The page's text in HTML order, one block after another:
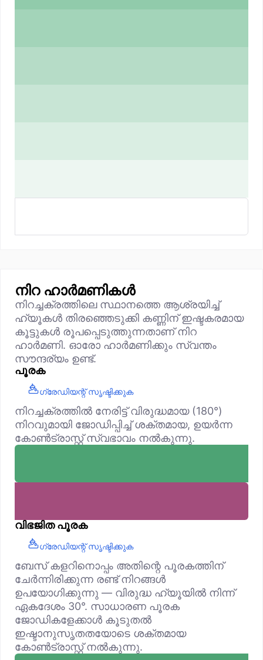
നിറ ഹാർമണികൾ
നിറച്ചക്രത്തിലെ സ്ഥാനത്തെ ആശ്രയിച്ച്
ഹ്യൂകൾ തിരഞ്ഞെടുക്കി കണ്ണിന് ഇഷ്ടകരമായ
കൂട്ടുകൾ രൂപപ്പെടുത്തുന്നതാണ് നിറ
ഹാർമണി. ഓരോ ഹാർമണിക്കും സ്വന്തം
സൗന്ദര്യം ഉണ്ട്.
പൂരക
ഗ്രേഡിയന്റ് സൃഷ്ടിക്കുക
നിറച്ചക്രത്തിൽ നേരിട്ട് വിരുദ്ധമായ (180°)
നിറവുമായി ജോഡിപ്പിച്ച് ശക്തമായ, ഉയർന്ന
കോൺട്രാസ്റ്റ് സ്വഭാവം നൽകുന്നു.
വിഭജിത പൂരക
ഗ്രേഡിയന്റ് സൃഷ്ടിക്കുക
ബേസ് കളറിനൊപ്പം അതിന്റെ പൂരകത്തിന്
ചേർന്നിരിക്കുന്ന രണ്ട് നിറങ്ങൾ
ഉപയോഗിക്കുന്നു — വിരുദ്ധ ഹ്യൂയിൽ നിന്ന്
ഏകദേശം 30°. സാധാരണ പൂരക
ജോഡികളേക്കാൾ കൂടുതൽ
ഇഷ്ടാനുസൃതതയോടെ ശക്തമായ
കോൺട്രാസ്റ്റ് നൽകുന്നു.